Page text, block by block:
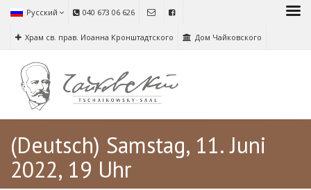
Русский 040 673 06 626
Храм св. прав. Иоанна Кронштадтского Дом Чайковского
(Deutsch) Samstag, 11. Juni
2022, 19 Uhr